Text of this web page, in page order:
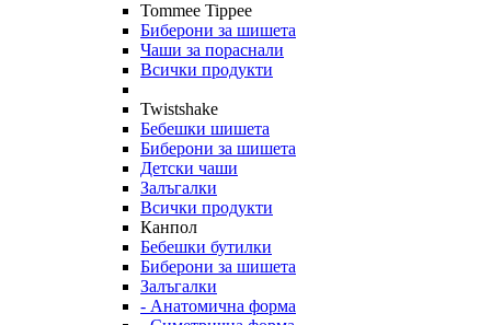
Tommee Tippee
Биберони за шишета
Чаши за пораснали
Всички продукти
Twistshake
Бебешки шишета
Биберони за шишета
Детски чаши
Залъгалки
Всички продукти
Канпол
Бебешки бутилки
Биберони за шишета
Залъгалки
- Анатомична форма